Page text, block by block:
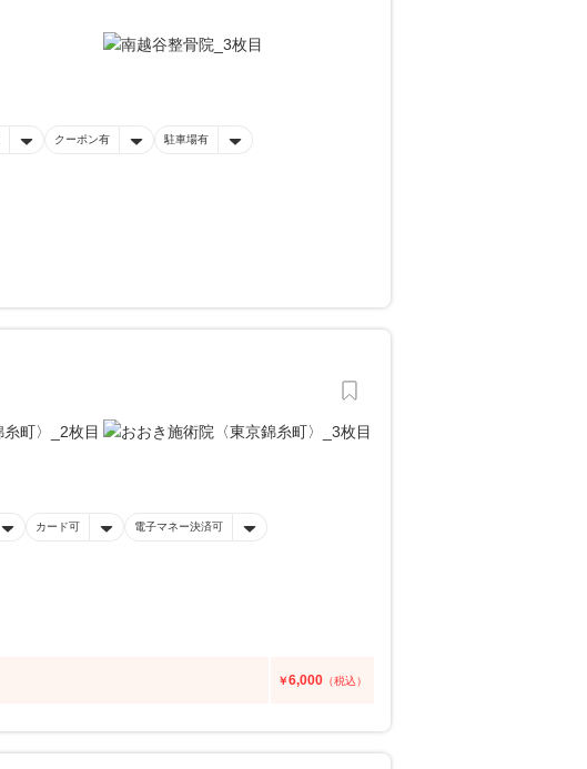
クーポン有 駐車場有
カード可 電子マネー決済可
￥6,000 （税込）